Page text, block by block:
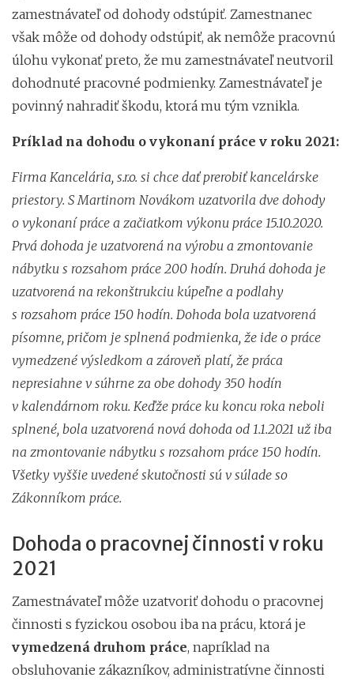
zamestnávateľ od dohody odstúpiť. Zamestnanec
však môže od dohody odstúpiť, ak nemôže pracovnú
úlohu vykonať preto, že mu zamestnávateľ neutvoril
dohodnuté pracovné podmienky. Zamestnávateľ je
povinný nahradiť škodu, ktorá mu tým vznikla.
Príklad na dohodu o vykonaní práce v roku 2021:
Firma Kancelária, s.r.o. si chce dať prerobiť kancelárske
priestory. S Martinom Novákom uzatvorila dve dohody
o vykonaní práce a začiatkom výkonu práce 15.10.2020.
Prvá dohoda je uzatvorená na výrobu a zmontovanie
nábytku s rozsahom práce 200 hodín. Druhá dohoda je
uzatvorená na rekonštrukciu kúpeľne a podlahy
s rozsahom práce 150 hodín. Dohoda bola uzatvorená
písomne, pričom je splnená podmienka, že ide o práce
vymedzené výsledkom a zároveň platí, že práca
nepresiahne v súhrne za obe dohody 350 hodín
v kalendárnom roku. Keďže práce ku koncu roka neboli
splnené, bola uzatvorená nová dohoda od 1.1.2021 už iba
na zmontovanie nábytku s rozsahom práce 150 hodín.
Všetky vyššie uvedené skutočnosti sú v súlade so
Zákonníkom práce.
Dohoda o pracovnej činnosti v roku
2021
Zamestnávateľ môže uzatvoriť dohodu o pracovnej
činnosti s fyzickou osobou iba na prácu, ktorá je
vymedzená druhom práce, napríklad na
obsluhovanie zákazníkov, administratívne činnosti